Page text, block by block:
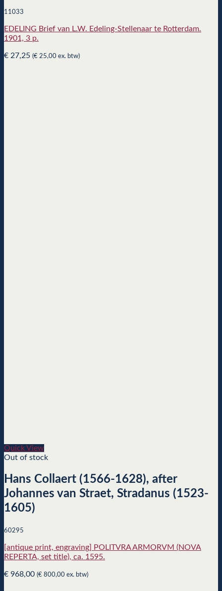
11033
EDELING Brief van L.W. Edeling-Stellenaar te Rotterdam.
1901, 3 p.
€ 27,25 (€ 25,00 ex. btw)
Quick View
Out of stock
Hans Collaert (1566-1628), after
Johannes van Straet, Stradanus (1523-
1605)
60295
[antique print, engraving] POLITVRA ARMORVM (NOVA
REPERTA, set title), ca. 1595.
€ 968,00 (€ 800,00 ex. btw)